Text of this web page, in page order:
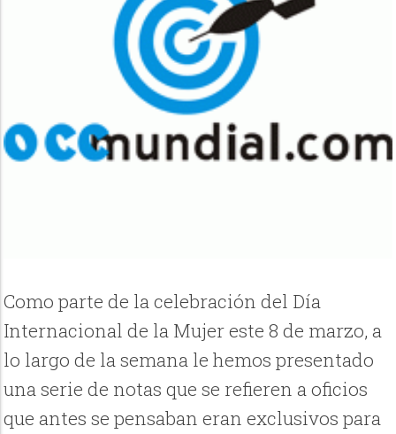
Como parte de la celebración del Día
Internacional de la Mujer este 8 de marzo, a
lo largo de la semana le hemos presentado
una serie de notas que se refieren a oficios
que antes se pensaban eran exclusivos para